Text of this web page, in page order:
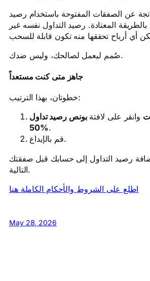
عن الصفقات المفتوحة باستخدام رصيد
المعتادة. رصيد التداول نفسه غير
صُمم ليعمل لصالحك، وليس ضدك.
جاهز متى كنت مستعداً
خطوتان، بهذا الترتيب:
وانقر على لافتةبونص رصيد تداول
50%.
قم بالإيداع.
رصيد التداول إلى حسابك قبل صفقتك
التالية.
اطلع على الشروط والأحكام الكاملة هنا
May 28, 2026